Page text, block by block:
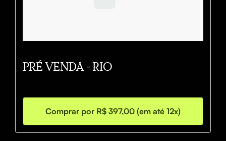
PRÉ VENDA - RIO
Comprar por R$ 397,00 (em até 12x)